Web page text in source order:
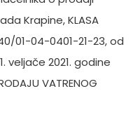
Krapine, KLASA
01-04-0401-21-23, od
veljače 2021. godine
VATRENOG